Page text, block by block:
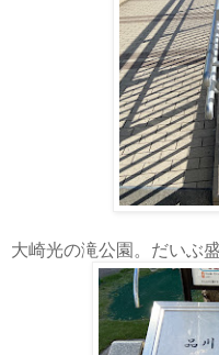
大崎光の滝公園。だいぶ